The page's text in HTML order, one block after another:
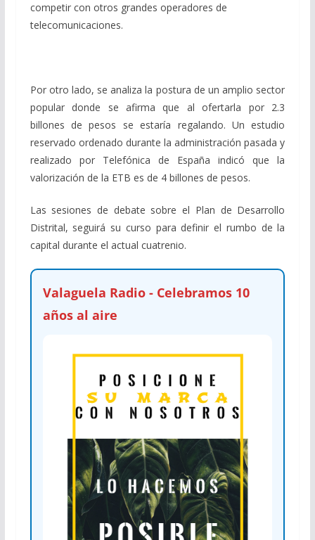
competir con otros grandes operadores de
telecomunicaciones.
Por otro lado, se analiza la postura de un amplio sector
popular donde se afirma que al ofertarla por 2.3
billones de pesos se estaría regalando. Un estudio
reservado ordenado durante la administración pasada y
realizado por Telefónica de España indicó que la
valorización de la ETB es de 4 billones de pesos.
Las sesiones de debate sobre el Plan de Desarrollo
Distrital, seguirá su curso para definir el rumbo de la
capital durante el actual cuatrenio.
Valaguela Radio - Celebramos 10
años al aire